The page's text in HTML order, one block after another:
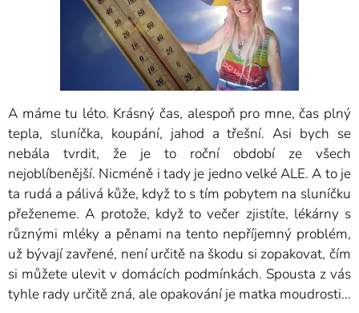
A máme tu léto. Krásný čas, alespoň pro mne, čas plný
tepla, sluníčka, koupání, jahod a třešní. Asi bych se
nebála tvrdit, že je to roční období ze všech
nejoblíbenější. Nicméně i tady je jedno velké ALE. A to je
ta rudá a pálivá kůže, když to s tím pobytem na sluníčku
přeženeme. A protože, když to večer zjistíte, lékárny s
různými mléky a pěnami na tento nepříjemný problém,
už bývají zavřené, není určitě na škodu si zopakovat, čím
si můžete ulevit v domácích podmínkách. Spousta z vás
tyhle rady určitě zná, ale opakování je matka moudrosti...